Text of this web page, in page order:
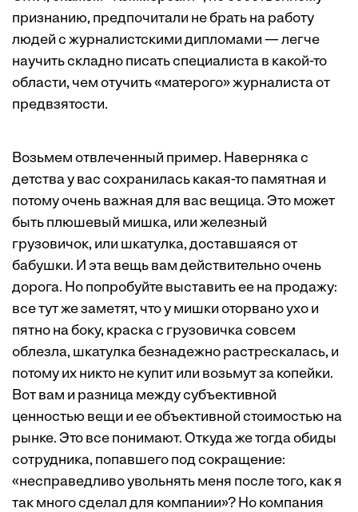
признанию, предпочитали не брать на работу
людей с журналистскими дипломами — легче
научить складно писать специалиста в какой-то
области, чем отучить «матерого» журналиста от
предвзятости.
Возьмем отвлеченный пример. Наверняка с
детства у вас сохранилась какая-то памятная и
потому очень важная для вас вещица. Это может
быть плюшевый мишка, или железный
грузовичок, или шкатулка, доставшаяся от
бабушки. И эта вещь вам действительно очень
дорога. Но попробуйте выставить ее на продажу:
все тут же заметят, что у мишки оторвано ухо и
пятно на боку, краска с грузовичка совсем
облезла, шкатулка безнадежно растрескалась, и
потому их никто не купит или возьмут за копейки.
Вот вам и разница между субъективной
ценностью вещи и ее объективной стоимостью на
рынке. Это все понимают. Откуда же тогда обиды
сотрудника, попавшего под сокращение:
«несправедливо увольнять меня после того, как я
так много сделал для компании»? Но компания